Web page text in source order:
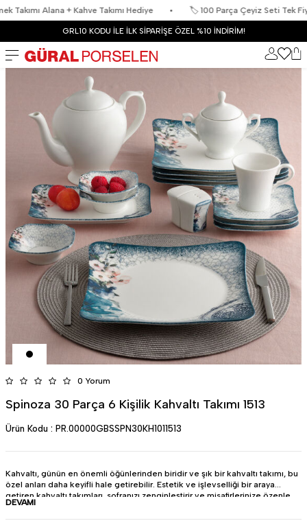
Alana + Kahve Takımı Hediye • 🏷️ 100 Parça Çeyiz Seti Tek Fiyat + 3
GRL10 KODU İLE İLK SİPARİŞE ÖZEL %10 İNDİRİM!
0 Yorum
Spinoza 30 Parça 6 Kişilik Kahvaltı Takımı 1513
Ürün Kodu : PR.00000GBSSPN30KH1011513
Kahvaltı, günün en önemli öğünlerinden biridir ve şık bir kahvaltı takımı, bu
özel anları daha keyifli hale getirebilir. Estetik ve işlevselliği bir araya
getiren kahvaltı takımları, sofranızı zenginleştirir ve misafirlerinize özenle
hazırlanmış bir deneyim sunar.
• Ürün : Bone Porselen
DEVAMI